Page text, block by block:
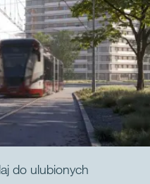
do ulubionych